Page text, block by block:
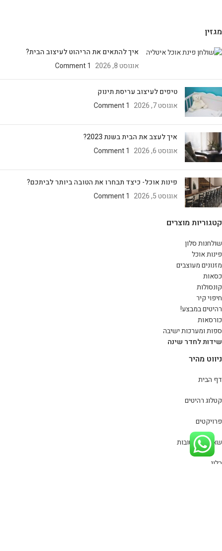
מגזין
איך להתאים את הריהוט לעיצוב הבית?
אוגוסט 8, 2026
1 Comment
טיפים לעיצוב עריסת תינוק
אוגוסט 7, 2026
1 Comment
איך לעצב את הבית בשנת 2023?
אוגוסט 6, 2026
1 Comment
פינות אוכל- כיצד תבחרו את הטובה ביותר לביתכם?
אוגוסט 5, 2026
1 Comment
קטגוריות מוצרים
שולחנות סלון
פינות אוכל
מזנונים מעוצבים
כסאות
קונסולות
חיפוי קיר
רהיטים במבצע!
כורסאות
ספות ומערכות ישיבה
שידות לחדר שינה
ניווט מהיר
דף הבית
קטלוג רהיטים
פרויקטים
שאלות ותשובות
בלוג